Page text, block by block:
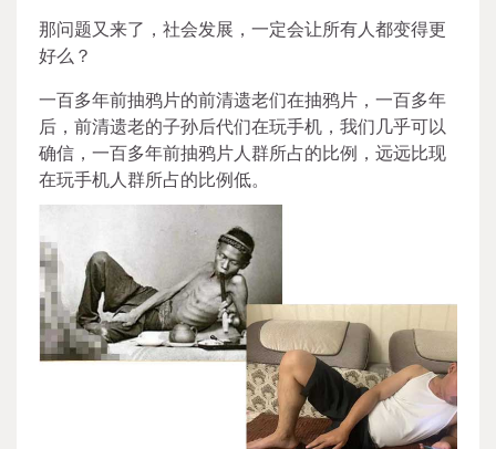
那问题又来了，社会发展，一定会让所有人都变得更
好么？
一百多年前抽鸦片的前清遗老们在抽鸦片，一百多年
后，前清遗老的子孙后代们在玩手机，我们几乎可以
确信，一百多年前抽鸦片人群所占的比例，远远比现
在玩手机人群所占的比例低。